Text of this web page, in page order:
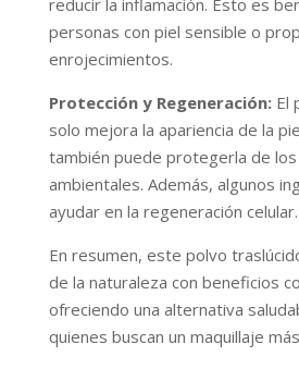
personas con piel sensible o
enrojecimientos.
Protección y Regeneración:El
solo mejora la apariencia de la
también puede protegerla de los
ambientales. Además, algunos
ayudar en la regeneración celular.
En resumen, este polvo
de la naturaleza con beneficios
ofreciendo una alternativa
quienes buscan un maquillaje